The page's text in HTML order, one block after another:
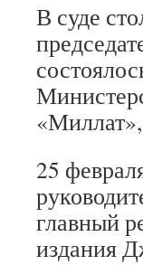
В суде
25
главный
издания